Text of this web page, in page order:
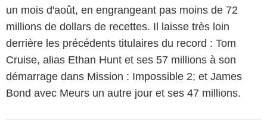
un mois d'août, en engrangeant pas moins de 72
millions de dollars de recettes. Il laisse très loin
derrière les précédents titulaires du record : Tom
Cruise, alias Ethan Hunt et ses 57 millions à son
démarrage dans Mission : Impossible 2; et James
Bond avec Meurs un autre jour et ses 47 millions.